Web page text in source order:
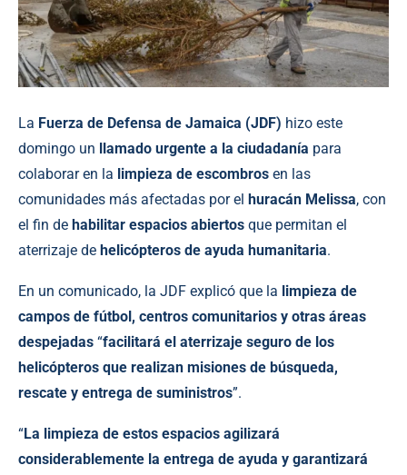
La Fuerza de Defensa de Jamaica (JDF) hizo este
domingo un
llamado urgente a la ciudadanía para
colaborar en la limpieza de escombros en las
comunidades más afectadas por el huracán Melissa, con
el fin de habilitar espacios abiertos que permitan el
aterrizaje de helicópteros de ayuda humanitaria.
En un comunicado, la JDF explicó que la limpieza de
campos de fútbol, centros comunitarios y otras áreas
despejadas “facilitará el aterrizaje seguro de los
helicópteros que realizan misiones de búsqueda,
rescate y entrega de suministros”.
“La limpieza de estos espacios agilizará
considerablemente la entrega de ayuda y garantizará